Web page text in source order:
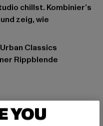
chillst. Kombinier’s
zeig, wie
Urban Classics
Rippblende
YOU